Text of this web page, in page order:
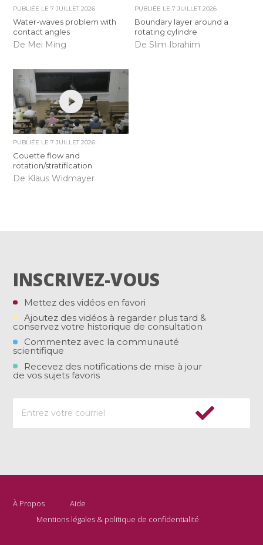
PUBLIÉE LE7 JUILLET 2026
Water-waves problem with
contact angles
De Mei Ming
PUBLIÉE LE 7 JUILLET 2026
Boundary layer around a
rotating cylindre
De Slim Ibrahim
PUBLIÉE LE7 JUILLET 2026
Couette flow and
rotation/stratification
De Klaus Widmayer
INSCRIVEZ-VOUS
Mettez des vidéos en favori
Ajoutez des vidéos à regarder plus tard &
conservez votre historique de consultation
Commentez avec la communauté
scientifique
Recevez des notifications de mise à jour
de vos sujets favoris
À Propos
Aide
Mentions légales & politique de confidentialité